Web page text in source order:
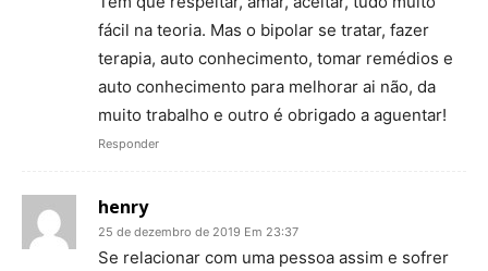
fácil na teoria. Mas o bipolar se tratar, fazer
terapia, auto conhecimento, tomar remédios e
auto conhecimento para melhorar ai não, da
muito trabalho e outro é obrigado a aguentar!
Responder
henry
25 de dezembro de 2019 Em 23:37
Se relacionar com uma pessoa assim e sofrer